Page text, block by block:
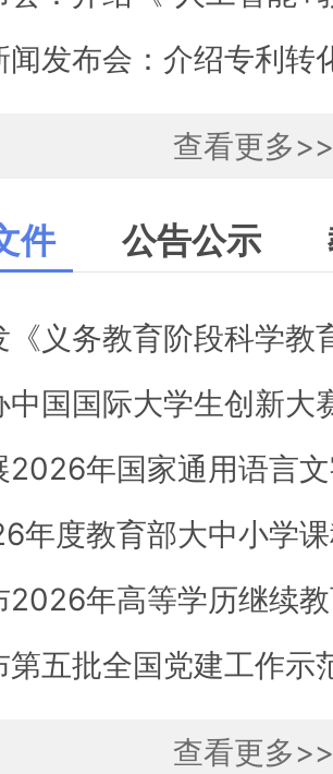
查看更多>>
件 公告公示
战线联播
《义务教育阶段科学教
中国国际大学生创新
查看更多>>